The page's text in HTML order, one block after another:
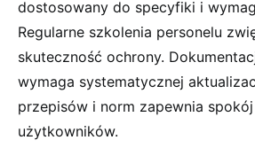
dostosowany do specyfiki i
Regularne szkolenia personelu
skuteczność ochrony.
wymaga systematycznej
przepisów i norm zapewnia
użytkowników.